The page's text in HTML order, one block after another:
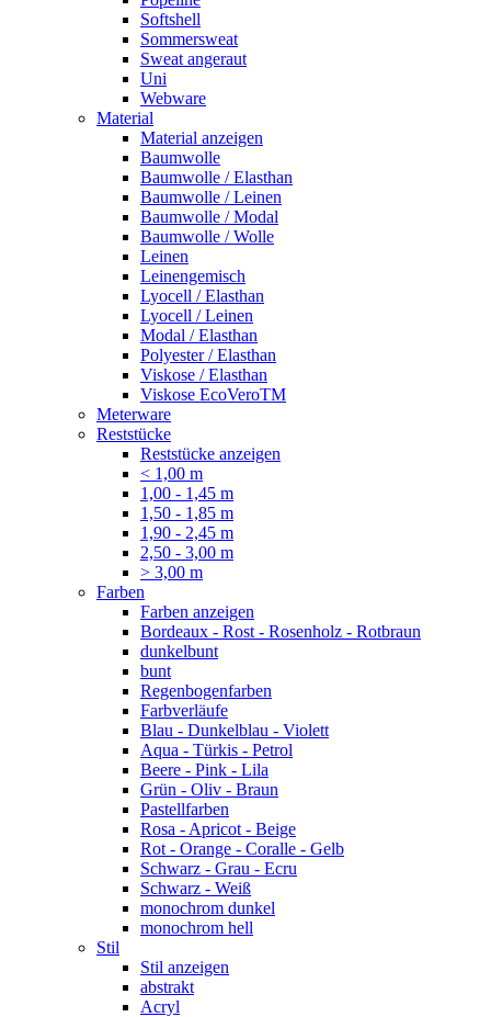
Softshell
Sommersweat
Sweat angeraut
Uni
Webware
Material
Material anzeigen
Baumwolle
Baumwolle / Elasthan
Baumwolle / Leinen
Baumwolle / Modal
Baumwolle / Wolle
Leinen
Leinengemisch
Lyocell / Elasthan
Lyocell / Leinen
Modal / Elasthan
Polyester / Elasthan
Viskose / Elasthan
Viskose EcoVeroTM
Meterware
Reststücke
Reststücke anzeigen
< 1,00 m
1,00 - 1,45 m
1,50 - 1,85 m
1,90 - 2,45 m
2,50 - 3,00 m
> 3,00 m
Farben
Farben anzeigen
Bordeaux - Rost - Rosenholz - Rotbraun
dunkelbunt
bunt
Regenbogenfarben
Farbverläufe
Blau - Dunkelblau - Violett
Aqua - Türkis - Petrol
Beere - Pink - Lila
Grün - Oliv - Braun
Pastellfarben
Rosa - Apricot - Beige
Rot - Orange - Coralle - Gelb
Schwarz - Grau - Ecru
Schwarz - Weiß
monochrom dunkel
monochrom hell
Stil
Stil anzeigen
abstrakt
Acryl